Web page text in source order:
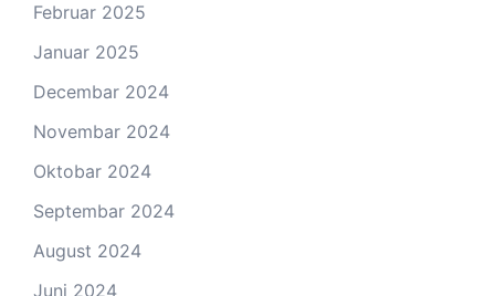
Februar 2025
Januar 2025
Decembar 2024
Novembar 2024
Oktobar 2024
Septembar 2024
August 2024
Juni 2024